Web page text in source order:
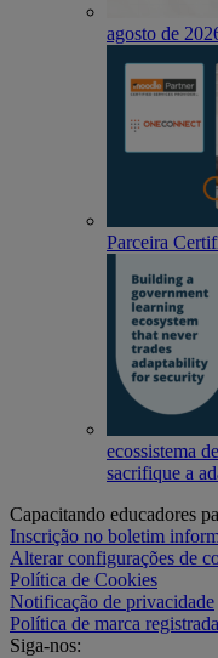
agosto de
Parceira
ecossistema
sacrifique a
Capacitando educadores
Inscrição no boletim
Alterar configurações de
Política de Cookies
Notificação de privacidade
Política de marca registrada
Siga-nos: